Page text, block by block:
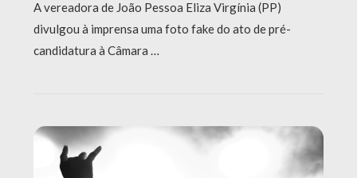
A vereadora de João Pessoa Eliza Virgínia (PP)
divulgou à imprensa uma foto fake do ato de pré-
candidatura à Câmara …